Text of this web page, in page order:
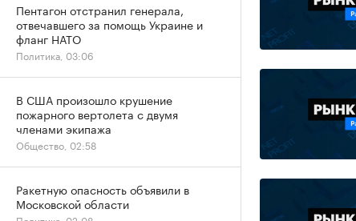
Пентагон отстранил генерала,
отвечавшего за помощь Украине и
фланг НАТО
Политика, 03:06
В США произошло крушение
пожарного вертолета с двумя
членами экипажа
Общество, 02:58
Ракетную опасность объявили в
Московской области